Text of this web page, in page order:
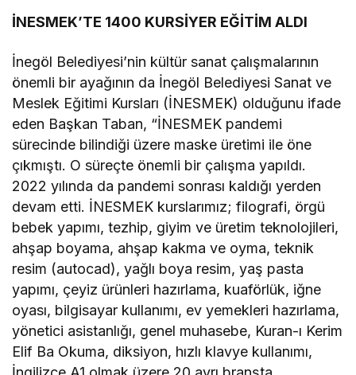
İNESMEK’TE 1400 KURSİYER EĞİTİM ALDI
İnegöl Belediyesi’nin kültür sanat çalışmalarının
önemli bir ayağının da İnegöl Belediyesi Sanat ve
Meslek Eğitimi Kursları (İNESMEK) olduğunu ifade
eden Başkan Taban, “İNESMEK pandemi
sürecinde bilindiği üzere maske üretimi ile öne
çıkmıştı. O süreçte önemli bir çalışma yapıldı.
2022 yılında da pandemi sonrası kaldığı yerden
devam etti. İNESMEK kurslarımız; filografi, örgü
bebek yapımı, tezhip, giyim ve üretim teknolojileri,
ahşap boyama, ahşap kakma ve oyma, teknik
resim (autocad), yağlı boya resim, yaş pasta
yapımı, çeyiz ürünleri hazırlama, kuaförlük, iğne
oyası, bilgisayar kullanımı, ev yemekleri hazırlama,
yönetici asistanlığı, genel muhasebe, Kuran-ı Kerim
Elif Ba Okuma, diksiyon, hızlı klavye kullanımı,